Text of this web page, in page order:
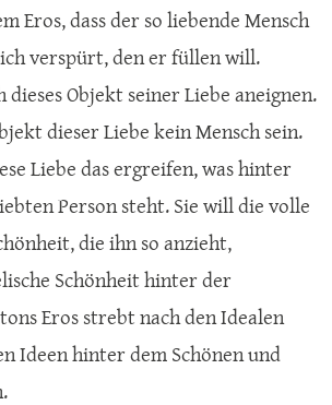
Eros, dass der so liebende Mensch
verspürt, den er füllen will.
Objekt seiner Liebe aneignen.
dieser Liebe kein Mensch sein.
Liebe das ergreifen, was hinter
Person steht. Sie will die volle
die ihn so anzieht,
Schönheit hinter der
Eros strebt nach den Idealen
Ideen hinter dem Schönen und